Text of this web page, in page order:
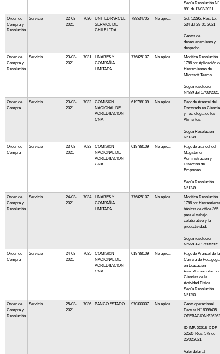
Según Resolución N°
891 de 17/03/2021.
Orden de
Compra y
Resolución
Servicio
22-03-
2021
7030
UNITED PARCEL
SERVICE DE
CHILE LTDA
789534705 No aplica
Sol. 52295, Res. Ex.
534 del 29-01-2021
Gastos de
desaduanamiento y
despacho
Orden de
Compra y
Resolución
Servicio
23-03-
2021
7031
LINARES Y
COMPAÑIA
LIMITADA
776825107 No aplica
Modifica Resolución
1786 por Aplicación
Herramientas de
Microsoft Teams
Según resolución
N°889 del 17/03/2021
Orden de
Compra
Servicio
23-03-
2021
7032
COMISION
NACIONAL DE
ACREDITACION
CNA
619788109 No aplica
Pago de Arancel del
Doctorado en Ciencia
y Tecnología de los
Alimentos.
Según Resolución
Nº1248
Orden de
Compra
Servicio
23-03-
2021
7033
COMISION
NACIONAL DE
ACREDITACION
CNA
619788109 No aplica
Pago de arancel del
Magíster en
Administración y
Dirección de
Empresas.
Según Resolución
Nº1249
Orden de
Compra y
Resolución
Servicio
24-03-
2021
7034
LINARES Y
COMPAÑIA
LIMITADA
776825107 No aplica
Modifica Resolución
1786 por
básicas de office 365
para el trabajo
colaborativo y la
productividad.
Según resolución
N°889 del 17/03/2021
Orden de
Compra
Servicio
24-03-
2021
7035
COMISION
NACIONAL DE
ACREDITACION
CNA
619788109 No aplica
Pago de Arancel de la
Carrera de Pedagogía
en Educación
Física/Licenciatura en
Ciencias de la
Actividad Física.
Según Resolución
Nº1250
Orden de
Compra y
Resolución
Servicio
25-03-
2021
7036 BANCO ESTADO 970300007 No aplica
Gasto operacional
Factura N° 6398435
ID IMP. 02618 CDP
52530 Res. 578 de
25/02/2021.
Valor dólar al